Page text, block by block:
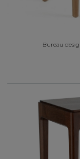
Bureau